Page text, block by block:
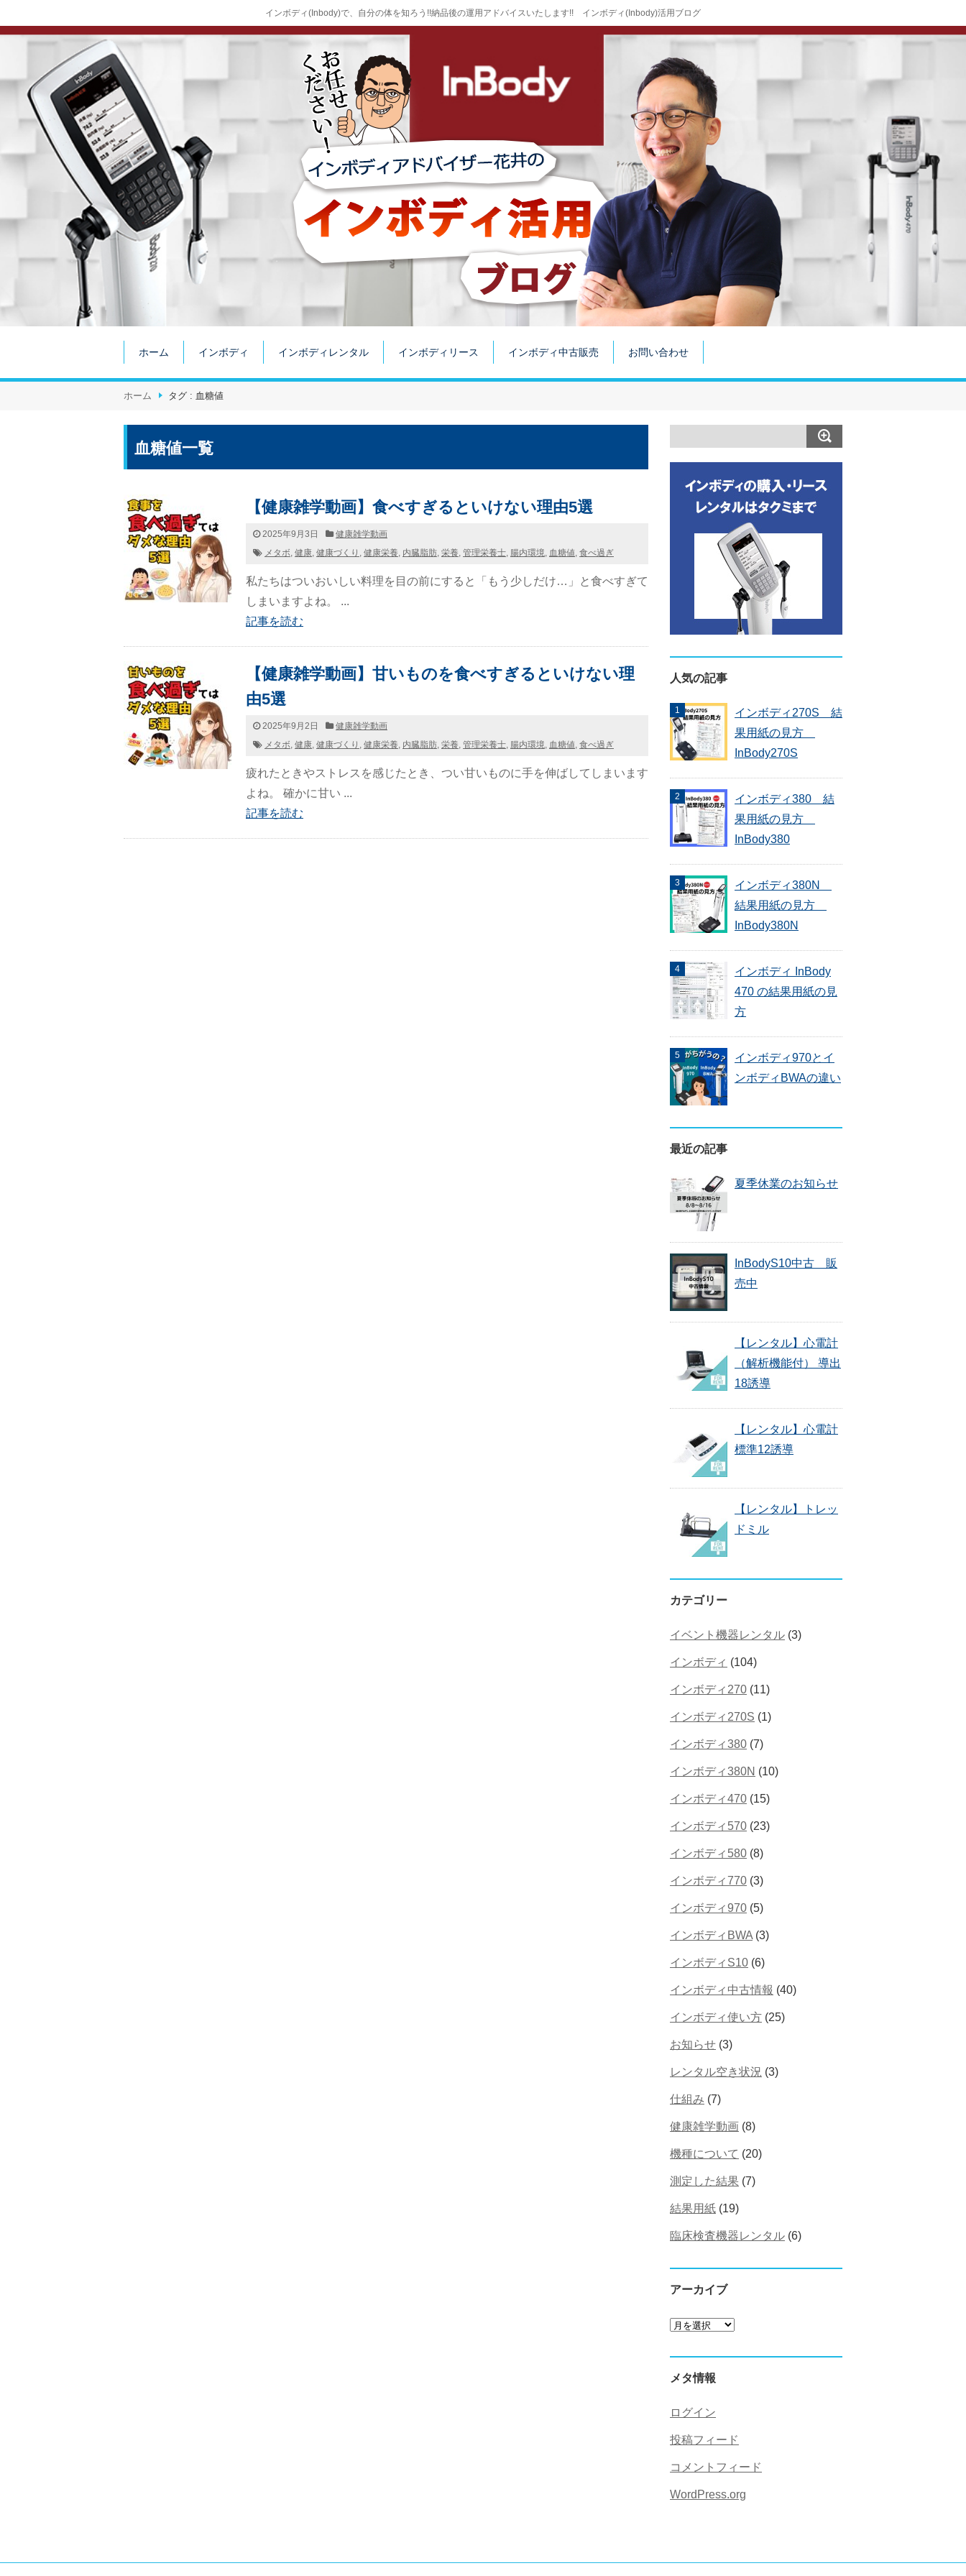
インボディ(Inbody)で、自分の体を知ろう!!納品後の運用アドバイスいたします!! インボディ(Inbody)活用ブログ
ホーム インボディ インボディレンタル インボディリース インボディ中古販売 お問い合わせ
ホーム タグ : 血糖値
血糖値一覧
【健康雑学動画】食べすぎるといけない理由5選
2025年9月3日
健康雑学動画
メタボ, 健康, 健康づくり , 健康栄養, 内臓脂肪, 栄養, 管理栄養士, 腸内環境, 血糖値, 食べ過ぎ
私たちはついおいしい料理を目の前にすると「もう少しだけ…」と食べすぎて
しまいますよね。 ...
記事を読む
【健康雑学動画】甘いものを食べすぎるといけない理
由5選
2025年9月2日
健康雑学動画
メタボ, 健康, 健康づくり , 健康栄養, 内臓脂肪, 栄養, 管理栄養士, 腸内環境, 血糖値, 食べ過ぎ
疲れたときやストレスを感じたとき、つい甘いものに手を伸ばしてしまいます
よね。 確かに甘い ...
記事を読む
人気の記事
インボディ270S 結
果用紙の見方
InBody270S
インボディ380 結
果用紙の見方
InBody380
インボディ380N
結果用紙の見方
InBody380N
インボディ InBody
470 の結果用紙の見
方
インボディ970とイ
ンボディBWAの違い
最近の記事
夏季休業のお知らせ
InBodyS10中古 販
売中
【レンタル】心電計
（解析機能付） 導出
18誘導
【レンタル】心電計
標準12誘導
【レンタル】トレッ
ドミル
カテゴリー
イベント機器レンタル (3)
インボディ (104)
インボディ270 (11)
インボディ270S (1)
インボディ380 (7)
インボディ380N (10)
インボディ470 (15)
インボディ570 (23)
インボディ580 (8)
インボディ770 (3)
インボディ970 (5)
インボディBWA (3)
インボディS10 (6)
インボディ中古情報 (40)
インボディ使い方 (25)
お知らせ (3)
レンタル空き状況 (3)
仕組み (7)
健康雑学動画 (8)
機種について (20)
測定した結果 (7)
結果用紙 (19)
臨床検査機器レンタル (6)
アーカイブ
ア
イ
メタ情報
ログイン
投稿フィード
コメントフィード
WordPress.org